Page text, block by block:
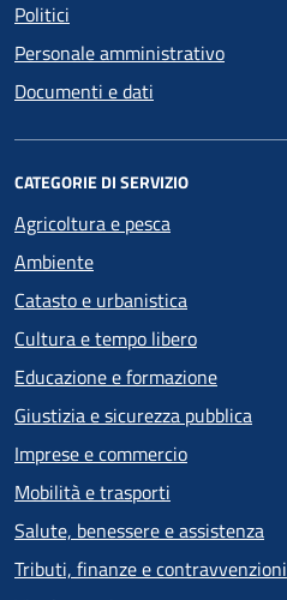
Politici
Personale amministrativo
Documenti e dati
CATEGORIE DI SERVIZIO
Agricoltura e pesca
Ambiente
Catasto e urbanistica
Cultura e tempo libero
Educazione e formazione
Giustizia e sicurezza pubblica
Imprese e commercio
Mobilità e trasporti
Salute, benessere e assistenza
Tributi, finanze e contravvenzioni